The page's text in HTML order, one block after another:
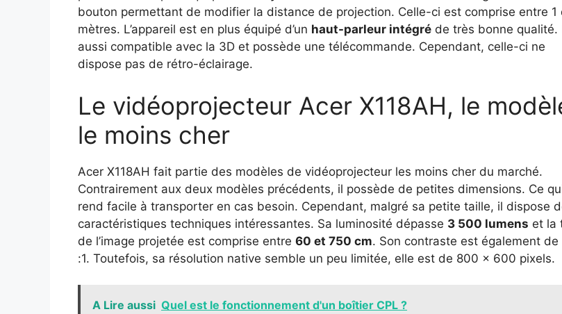
bouton permettant de modifier la distance de projection. Celle-ci est comprise entre 1
mètres. L’appareil est en plus équipé d’un haut-parleur intégré de très bonne qualité.
aussi compatible avec la 3D et possède une télécommande. Cependant, celle-ci ne
dispose pas de rétro-éclairage.
Le vidéoprojecteur Acer X118AH, le
le moins cher
Acer X118AH fait partie des modèles de vidéoprojecteur les moins cher du marché.
Contrairement aux deux modèles précédents, il possède de petites dimensions. Ce
rend facile à transporter en cas besoin. Cependant, malgré sa petite taille, il dispose
caractéristiques techniques intéressantes. Sa luminosité dépasse 3 500 lumens et la
de l’image projetée est comprise entre 60 et 750 cm. Son contraste est également
:1. Toutefois, sa résolution native semble un peu limitée, elle est de 800 x 600 pixels.
A Lire aussi Quel est le fonctionnement d'un boîtier CPL ?